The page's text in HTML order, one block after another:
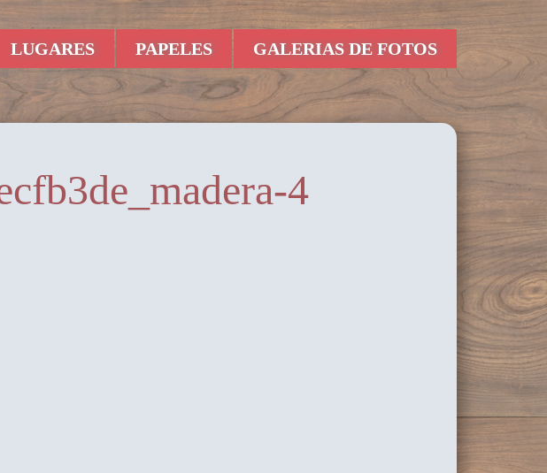
LUGARES PAPELES GALERIAS DE FOTOS
4